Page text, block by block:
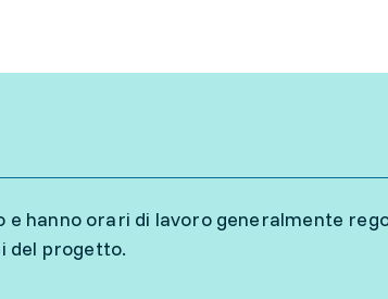
hanno orari di lavoro generalmente
del progetto.